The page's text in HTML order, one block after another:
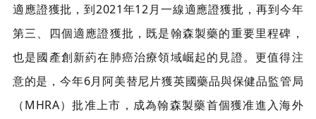
適應證獲批，到2021年12月一線適應證獲批，再到今年
第三、四個適應證獲批，既是翰森製藥的重要里程碑，
也是國產創新葯在肺癌治療領域崛起的見證。更值得注
意的是，今年6月阿美替尼片獲英國藥品與保健品監管局
（MHRA）批准上市，成為翰森製藥首個獲准進入海外